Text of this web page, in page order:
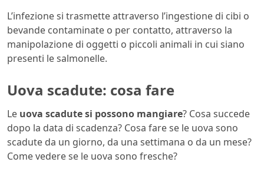
L’infezione si trasmette attraverso l’ingestione di cibi o
bevande contaminate o per contatto, attraverso la
manipolazione di oggetti o piccoli animali in cui siano
presenti le salmonelle.
Uova scadute: cosa fare
Le uova scadute si possono mangiare? Cosa succede
dopo la data di scadenza? Cosa fare se le uova sono
scadute da un giorno, da una settimana o da un mese?
Come vedere se le uova sono fresche?